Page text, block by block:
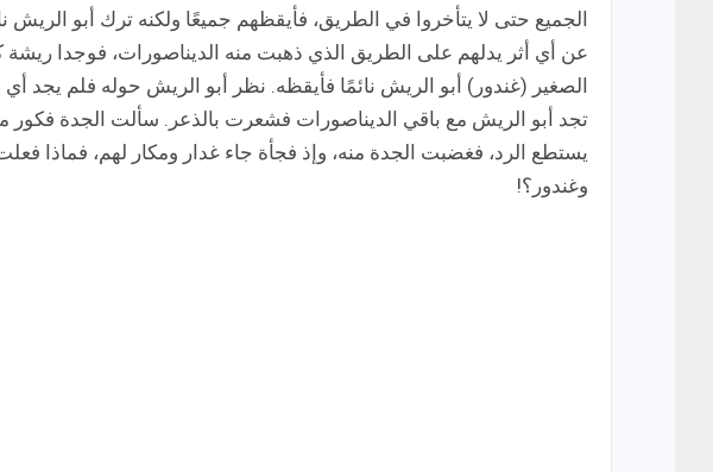
الجميع حتى لا يتأخروا في الطريق، فأيقظهم جميعًا ولكنه ترك أبو
عن أي أثر يدلهم على الطريق الذي ذهبت منه الديناصورات، فوجدا ريشة
الصغير (غندور) أبو الريش نائمًا فأيقظه. نظر أبو الريش حوله فلم يجد
تجد أبو الريش مع باقي الديناصورات فشعرت بالذعر. سألت الجدة فكور
يستطع الرد، فغضبت الجدة منه، وإذ فجأة جاء غدار ومكار لهم، فماذا
وغندور؟!